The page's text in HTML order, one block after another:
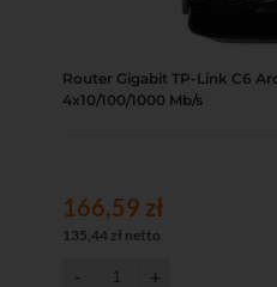
Router Gigabit TP-Link C6
4x10/100/1000 Mb/s
166,59 zł
135,44 zł netto